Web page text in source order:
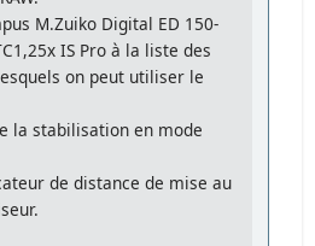
M.Zuiko Digital ED 150-
IS Pro à la liste des
on peut utiliser le
la stabilisation en mode
de distance de mise au